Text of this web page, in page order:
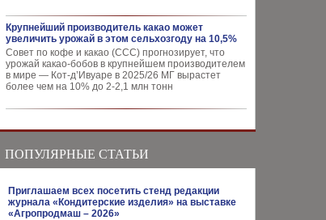
Крупнейший производитель какао может
увеличить урожай в этом сельхозгоду на 10,5%
Совет по кофе и какао (CCC) прогнозирует, что
урожай какао-бобов в крупнейшем производителем
в мире — Кот-д’Ивуаре в 2025/26 МГ вырастет
более чем на 10% до 2-2,1 млн тонн
ПОПУЛЯРНЫЕ СТАТЬИ
Приглашаем всех посетить стенд редакции
журнала «Кондитерские изделия» на выставке
«Агропродмаш – 2026»